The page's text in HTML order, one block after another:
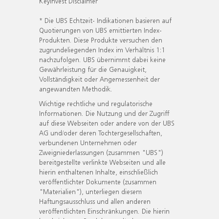
* Die UBS Echtzeit- Indikationen basieren auf
Quotierungen von UBS emittierten Index-
Produkten. Diese Produkte versuchen den
zugrundeliegenden Index im Verhältnis 1:1
nachzufolgen. UBS übernimmt dabei keine
Gewährleistung für die Genauigkeit,
Vollständigkeit oder Angemessenheit der
angewandten Methodik.
Wichtige rechtliche und regulatorische
Informationen. Die Nutzung und der Zugriff
auf diese Webseiten oder andere von der UBS
AG und/oder deren Tochtergesellschaften,
verbundenen Unternehmen oder
Zweigniederlassungen (zusammen "UBS")
bereitgestellte verlinkte Webseiten und alle
hierin enthaltenen Inhalte, einschließlich
veröffentlichter Dokumente (zusammen
"Materialien"), unterliegen diesem
Haftungsausschluss und allen anderen
veröffentlichten Einschränkungen. Die hierin